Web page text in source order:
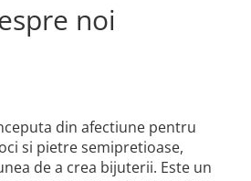
noi
din afectiune pentru
si pietre semipretioase,
de a crea bijuterii. Este un